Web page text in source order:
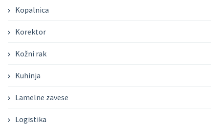
Kopalnica
Korektor
Kožni rak
Kuhinja
Lamelne zavese
Logistika